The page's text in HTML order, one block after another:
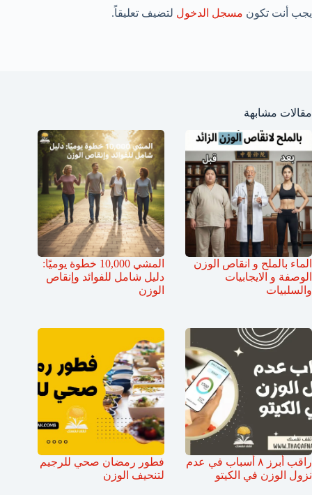
يجب أنت تكون مسجل الدخول لتضيف تعليقاً.
مقالات مشابهة
الماء بالملح و انقاص الوزن
الوصفة و الايجابيات
والسلبيات
المشي 10,000 خطوة يوميًا:
دليل شامل للفوائد وإنقاص
الوزن
راقب أبرز ٨ أسباب في عدم
نزول الوزن في الكيتو
فطور رمضان صحي للرجيم
لتنحيف الوزن